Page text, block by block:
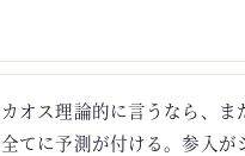
カオス理論的に言うなら、
全てに予測が付ける。参入が